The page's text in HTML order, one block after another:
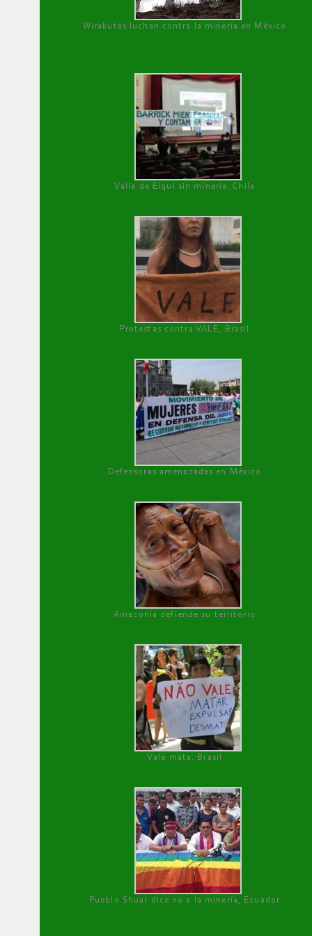
Wirakutas luchan contra la minería en México
Valle de Elqui sin minería. Chile
Protestas contra VALE, Brasil
Defensoras amenazadas en México
Amazonía defiende su territorio
Vale mata, Brasil
Pueblo Shuar dice no a la minería, Ecuador